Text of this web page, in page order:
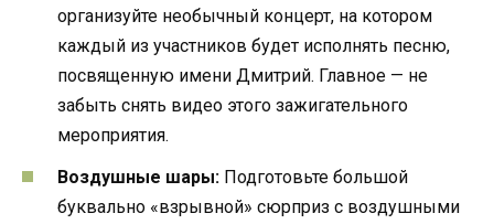
организуйте необычный концерт, на котором
каждый из участников будет исполнять песню,
посвященную имени Дмитрий. Главное — не
забыть снять видео этого зажигательного
мероприятия.
Воздушные шары: Подготовьте большой
буквально «взрывной» сюрприз с воздушными